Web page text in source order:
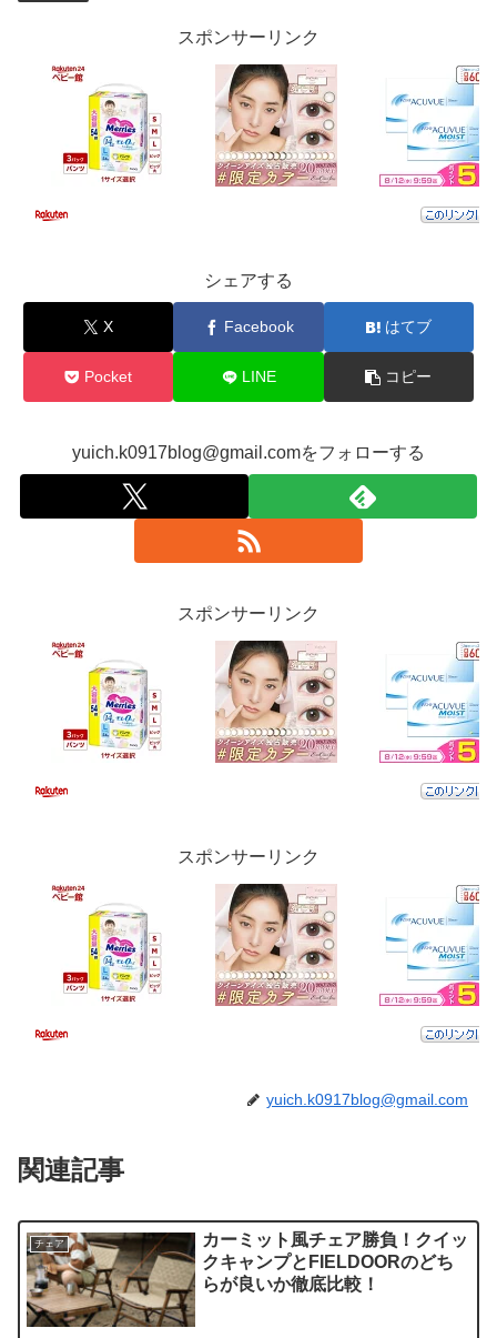
スポンサーリンク
シェアする
X Facebook はてブ
Pocket LINE コピー
yuich.k0917blog@gmail.comをフォローする
スポンサーリンク
スポンサーリンク
yuich.k0917blog@gmail.com
関連記事
チェア
カーミット風チェア勝負！クイッ
クキャンプとFIELDOORのどち
らが良いか徹底比較！